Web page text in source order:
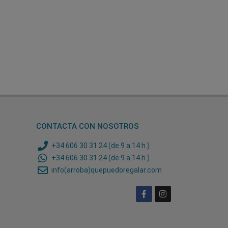
CONTACTA CON NOSOTROS
+34 606 30 31 24 (de 9 a 14 h.)
+34 606 30 31 24 (de 9 a 14 h.)
info(arroba)quepuedoregalar.com